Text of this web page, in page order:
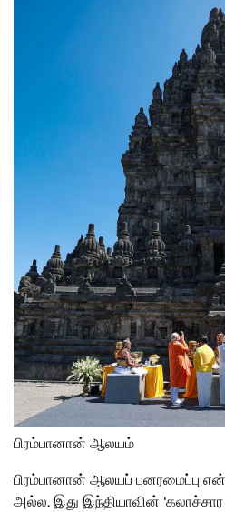
பிரம்பானான் ஆலயம்
பிரம்பானான் ஆலயப் புனரமைப்பு
அல்ல. இது இந்தியாவின்